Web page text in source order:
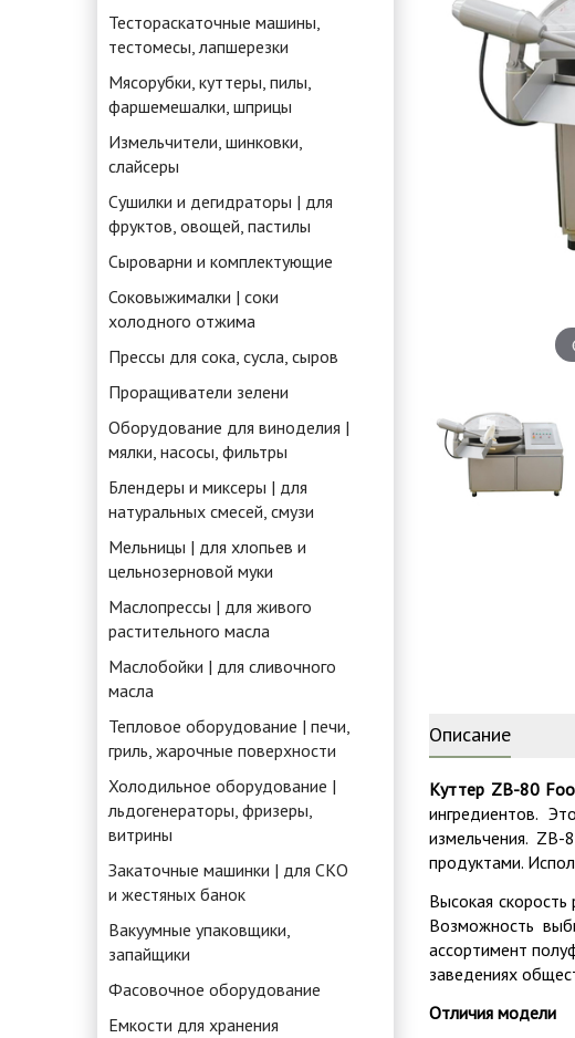
Тестораскаточные машины,
тестомесы, лапшерезки
Мясорубки, куттеры, пилы,
фаршемешалки, шприцы
Измельчители, шинковки,
слайсеры
Сушилки и дегидраторы | для
фруктов, овощей, пастилы
Сыроварни и комплектующие
Соковыжималки | соки
холодного отжима
Прессы для сока, сусла, сыров
Проращиватели зелени
Оборудование для виноделия |
мялки, насосы, фильтры
Блендеры и миксеры | для
натуральных смесей, смузи
Мельницы | для хлопьев и
цельнозерновой муки
Маслопрессы | для живого
растительного масла
Маслобойки | для сливочного
масла
Тепловое оборудование | печи,
гриль, жарочные поверхности
Холодильное оборудование |
льдогенераторы, фризеры,
витрины
Закаточные машинки | для СКО
и жестяных банок
Вакуумные упаковщики,
запайщики
Фасовочное оборудование
Емкости для хранения
Описание
Куттер ZB-80
ингредиентов.
измельчения.
продуктами.
Высокая скорость
Возможность
ассортимент
заведениях
Отличия модели